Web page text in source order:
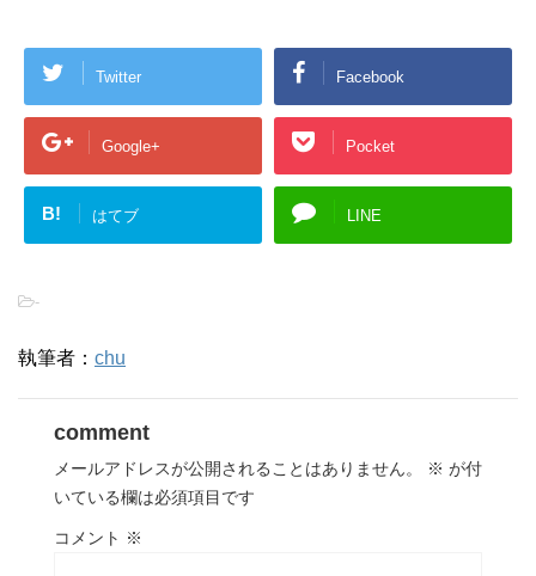
Twitter Facebook
Google+ Pocket
B! はてブ LINE
-
執筆者： chu
comment
メールアドレスが公開されることはありません。 ※ が付
いている欄は必須項目です
コメント ※